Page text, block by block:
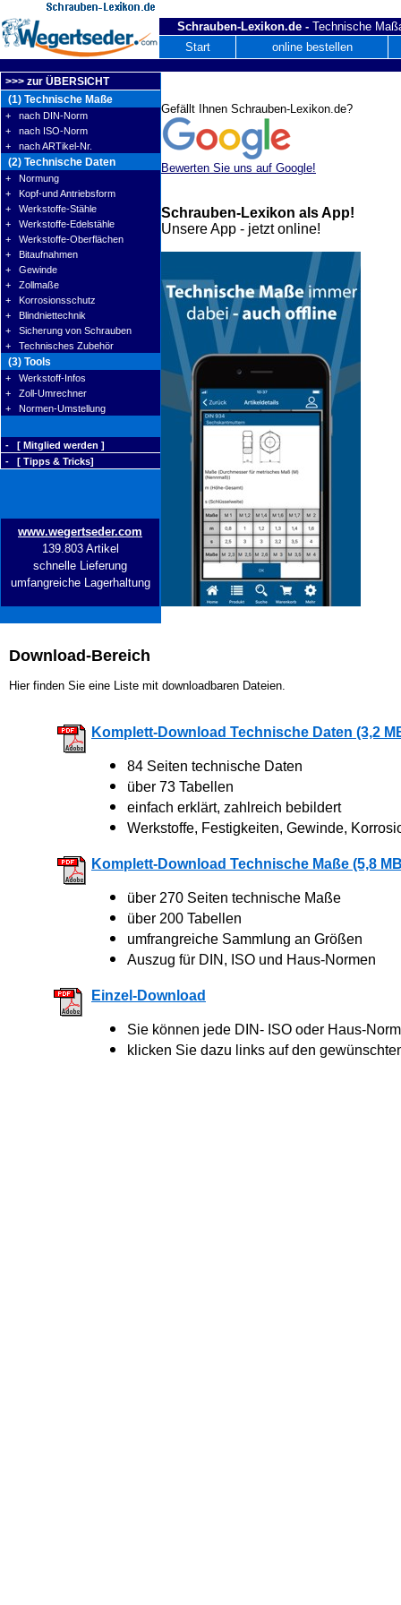
Schrauben-Lexikon.de - Technische
Start
online bestellen
>>> zur ÜBERSICHT
(1) Technische Maße
+ nach DIN-Norm
+ nach ISO-Norm
+ nach ARTikel-Nr.
(2) Technische Daten
+ Normung
+ Kopf-und Antriebsform
+ Werkstoffe-Stähle
+ Werkstoffe-Edelstähle
+ Werkstoffe-Oberflächen
+ Bitaufnahmen
+ Gewinde
+ Zollmaße
+ Korrosionsschutz
+ Blindniettechnik
+ Sicherung von Schrauben
+ Technisches Zubehör
(3) Tools
+ Werkstoff-Infos
+ Zoll-Umrechner
+ Normen-Umstellung
- [ Mitglied werden ]
- [ Tipps & Tricks]
www.wegertseder.com
139.803 Artikel
schnelle Lieferung
umfangreiche Lagerhaltung
Download-Bereich
Hier finden Sie eine Liste mit downloadbaren Dateien.
Komplett-Download Technische Daten (3,2
84 Seiten technische Daten
über 73 Tabellen
einfach erklärt, zahlreich bebildert
Werkstoffe, Festigkeiten, Gewinde,
Komplett-Download Technische Maße (5,8
über 270 Seiten technische Maße
über 200 Tabellen
umfrangreiche Sammlung an Größen
Auszug für DIN, ISO und Haus-Normen
Einzel-Download
Sie können jede DIN- ISO oder Haus-
klicken Sie dazu links auf den
Gefällt Ihnen Schrauben-Lexikon.de?
Bewerten Sie uns auf Google!
Schrauben-Lexikon als App!
Unsere App - jetzt online!